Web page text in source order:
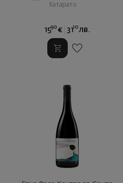
Катарато
1590 € 3110 лв.